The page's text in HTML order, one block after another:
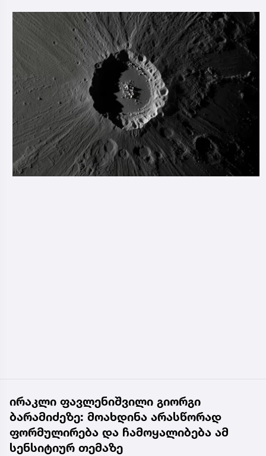
ირაკლი ფავლენიშვილი გიორგი
ბარამიძეზე: მოახდინა არასწორად
ფორმულირება და ჩამოყალიბება ამ
სენსიტიურ თემაზე